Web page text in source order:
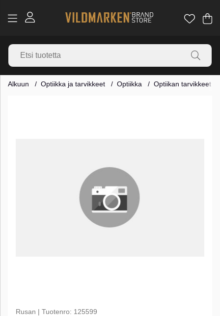
.
Alkuun Optiikka ja tarvikkeet Optiikka Optiikan tarvikkeet
Rusan | Tuotenro: 125599